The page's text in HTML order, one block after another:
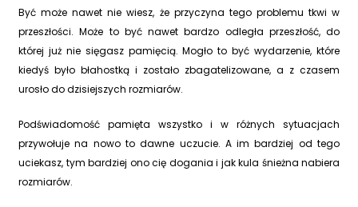
Być może nawet nie wiesz, że przyczyna tego problemu tkwi w
przeszłości. Może to być nawet bardzo odległa przeszłość, do
której już nie sięgasz pamięcią. Mogło to być wydarzenie, które
kiedyś było błahostką i zostało zbagatelizowane, a z czasem
urosło do dzisiejszych rozmiarów.
Podświadomość pamięta wszystko i w różnych sytuacjach
przywołuje na nowo to dawne uczucie. A im bardziej od tego
uciekasz, tym bardziej ono cię dogania i jak kula śnieżna nabiera
rozmiarów.